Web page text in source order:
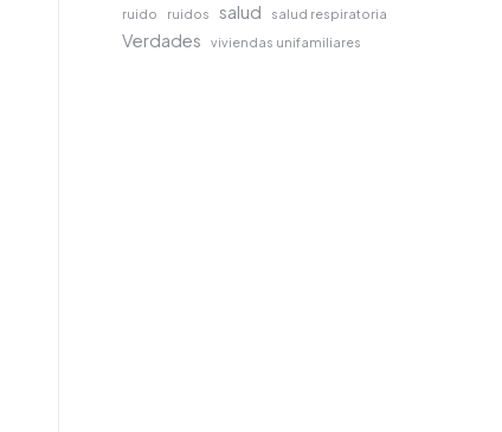
ruido
ruidos salud salud respiratoria
Verdades viviendas unifamiliares